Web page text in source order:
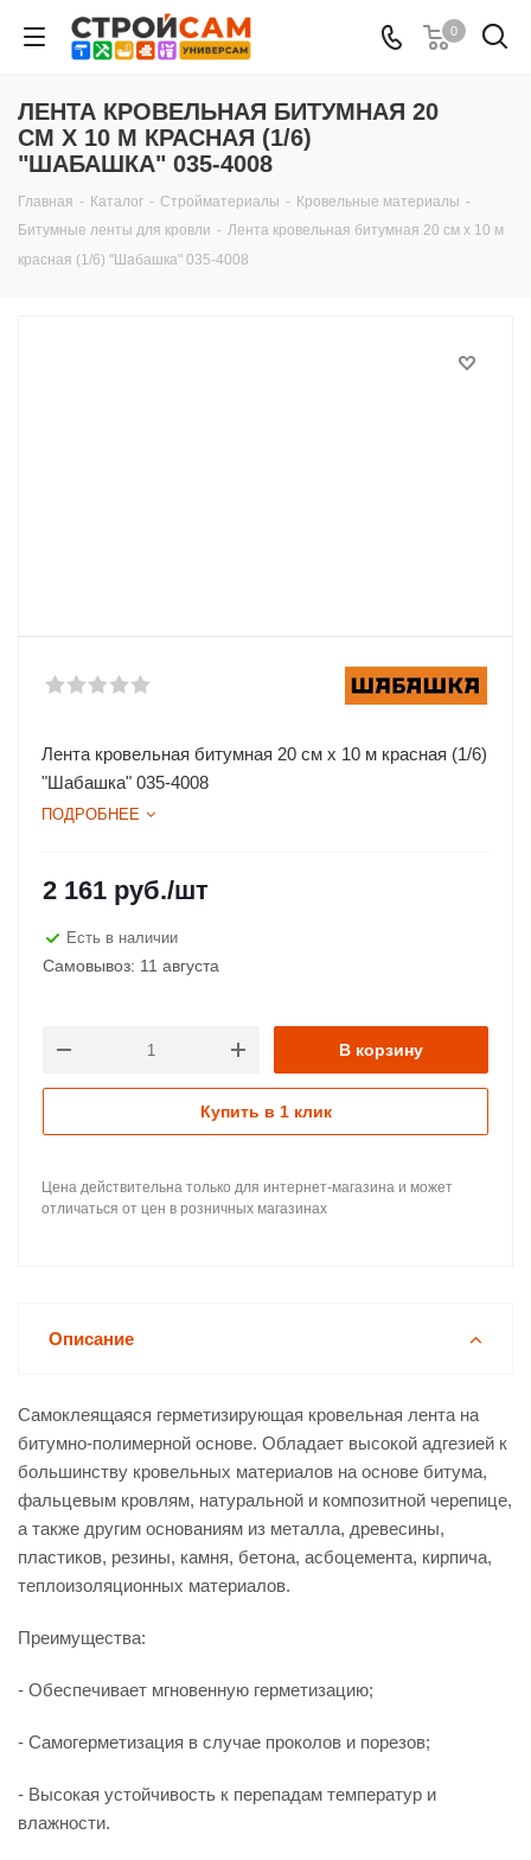
0
ЛЕНТА КРОВЕЛЬНАЯ БИТУМНАЯ 20
СМ Х 10 М КРАСНАЯ (1/6)
"ШАБАШКА" 035-4008
Главная - Каталог - Стройматериалы - Кровельные материалы -
Битумные ленты для кровли - Лента кровельная битумная 20 см х 10 м
красная (1/6) "Шабашка" 035-4008
Лента кровельная битумная 20 см х 10 м красная (1/6)
"Шабашка" 035-4008
ПОДРОБНЕЕ
2 161 руб./шт
Есть в наличии
Самовывоз: 11 августа
В корзину
Купить в 1 клик
Цена действительна только для интернет-магазина и может
отличаться от цен в розничных магазинах
Описание
Самоклеящаяся герметизирующая кровельная лента на
битумно-полимерной основе. Обладает высокой адгезией к
большинству кровельных материалов на основе битума,
фальцевым кровлям, натуральной и композитной черепице,
а также другим основаниям из металла, древесины,
пластиков, резины, камня, бетона, асбоцемента, кирпича,
теплоизоляционных материалов.
Преимущества:
- Обеспечивает мгновенную герметизацию;
- Самогерметизация в случае проколов и порезов;
- Высокая устойчивость к перепадам температур и
влажности.